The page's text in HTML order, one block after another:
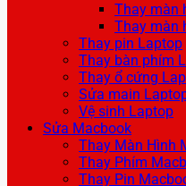
Thay màn
Thay màn
Thay pin Laptop
Thay bàn phím
Thay ổ cứng
Sửa main
Vệ sinh Laptop
Sửa Macbook
Thay Màn Hình
Thay Phím
Thay Pin